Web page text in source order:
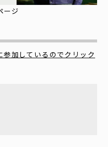
ージ
参加しているのでクリック